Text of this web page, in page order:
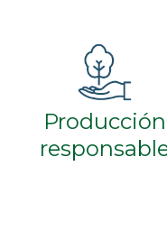
Producción